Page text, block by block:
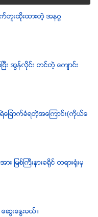
တူးထိုးထားတဲ့ အနဂၢ
း အြန္လိုင္း တင္တဲ့ ေက်ာင္း
ရဲေျခာက္ခံရတဲ့အေၾကာင္း(ကိုယ္ေ
ျမစ္ႀကီးနားခရိုင္ တရားရံုးမွ
ြးေႏြးမယ္။